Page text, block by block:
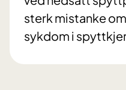
sterk mistanke
sykdom i